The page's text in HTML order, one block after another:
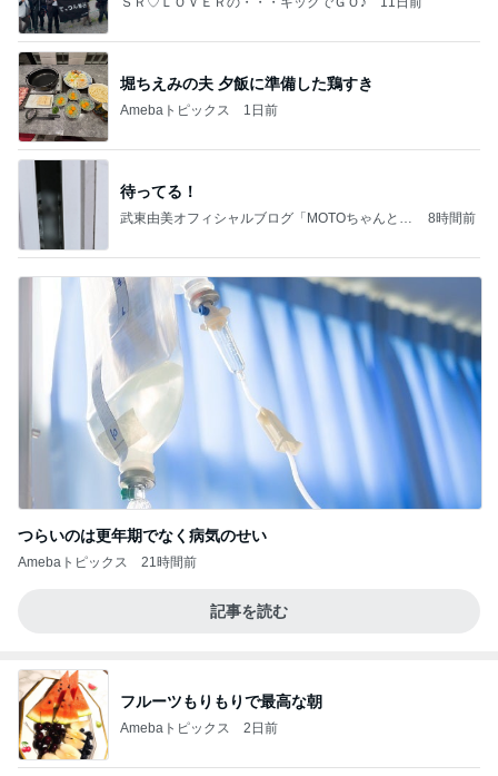
堀ちえみの夫 夕飯に準備した鶏すき
Amebaトピックス 1日前
待ってる！
武東由美オフィシャルブログ「MOTOちゃんとの
8時間前
つらいのは更年期でなく病気のせい
Amebaトピックス 21時間前
記事を読む
フルーツもりもりで最高な朝
Amebaトピックス 2日前